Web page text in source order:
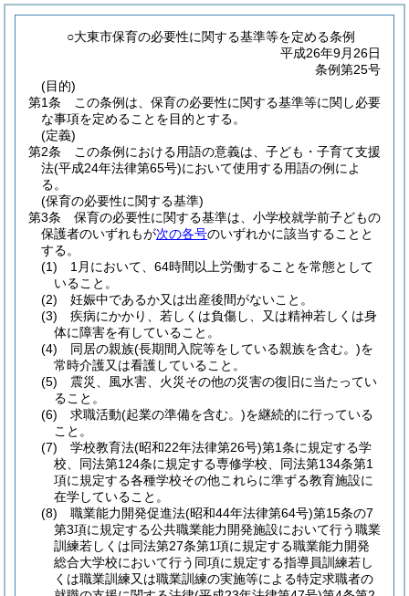
○大東市保育の必要性に関する基準等を定める条例
平成26年9月26日
条例第25号
(目的)
第1条
この条例は、保育の必要性に関する基準等に関し必要
な事項を定めることを目的とする。
(定義)
第2条
この条例における用語の意義は、子ども・子育て支援
法(平成24年法律第65号)において使用する用語の例によ
る。
(保育の必要性に関する基準)
第3条
保育の必要性に関する基準は、小学校就学前子どもの
保護者のいずれもが次の各号のいずれかに該当することと
する。
(1)
1月において、64時間以上労働することを常態として
いること。
(2)
妊娠中であるか又は出産後間がないこと。
(3)
疾病にかかり、若しくは負傷し、又は精神若しくは身
体に障害を有していること。
(4)
同居の親族(長期間入院等をしている親族を含む。)を
常時介護又は看護していること。
(5)
震災、風水害、火災その他の災害の復旧に当たってい
ること。
(6)
求職活動(起業の準備を含む。)を継続的に行っている
こと。
(7)
学校教育法(昭和22年法律第26号)第1条に規定する学
校、同法第124条に規定する専修学校、同法第134条第1
項に規定する各種学校その他これらに準ずる教育施設に
在学していること。
(8)
職業能力開発促進法(昭和44年法律第64号)第15条の7
第3項に規定する公共職業能力開発施設において行う職業
訓練若しくは同法第27条第1項に規定する職業能力開発
総合大学校において行う同項に規定する指導員訓練若し
くは職業訓練又は職業訓練の実施等による特定求職者の